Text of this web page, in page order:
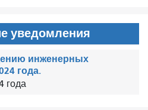
уведомления
инженерных
года.
года